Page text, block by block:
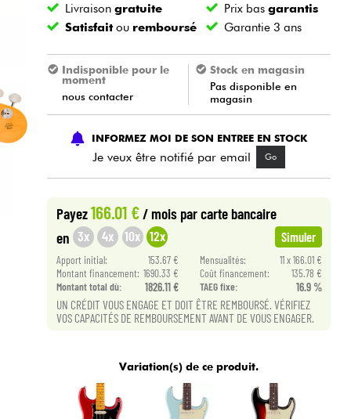
Câbles & Access.
Livraisongratuite Prix bas garantis
Satisfaitou remboursé Garantie 3 ans
Indisponible pour le
moment
nous contacter
Stock en magasin
Pas disponible en
magasin
INFORMEZ MOI DE SON ENTREE EN STOCK
Je veux être notifié par email Go
Payez166.01 €/ mois par carte bancaire
en 3x 4x 10x 12x Simuler
Apport initial: 153.67 € Mensualités:
11 x 166.01 €
Montant financement: 1690.33 € Coût financement:
135.78 €
Montant total dù:
1826.11 € TAEG fixe: 16.9 %
UN CRÉDIT VOUS ENGAGE ET DOIT ÊTRE REMBOURSÉ. VÉRIFIEZ
VOS CAPACITÉS DE REMBOURSEMENT AVANT DE VOUS ENGAGER.
Variation(s) de ce produit.